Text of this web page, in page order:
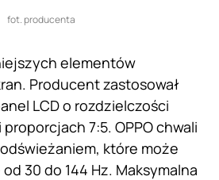
fot. producenta
elementów
Producent zastosował
LCD o rozdzielczości
7:5. OPPO chwali
które może
30 do 144 Hz. Maksymalna